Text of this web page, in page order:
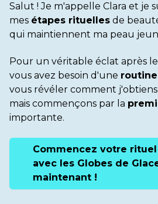
Salut ! Je m'appelle Clara et je
mes étapes rituelles de
qui maintiennent ma peau
Pour un véritable éclat après
vous avez besoin d'une
vous révéler comment
mais commençons par la
importante.
Commencez votre
avec les Globes de
maintenant !